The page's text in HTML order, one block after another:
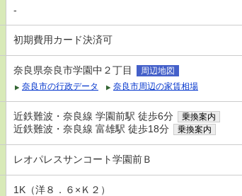
-
初期費用カード決済可
奈良県奈良市学園中２丁目
周辺地図
奈良市の行政データ
奈良市周辺の家賃相場
近鉄難波・奈良線 学園前駅 徒歩6分 乗換案内
近鉄難波・奈良線 富雄駅 徒歩18分 乗換案内
レオパレスサンコート学園前Ｂ
1K（洋８．６×Ｋ２）